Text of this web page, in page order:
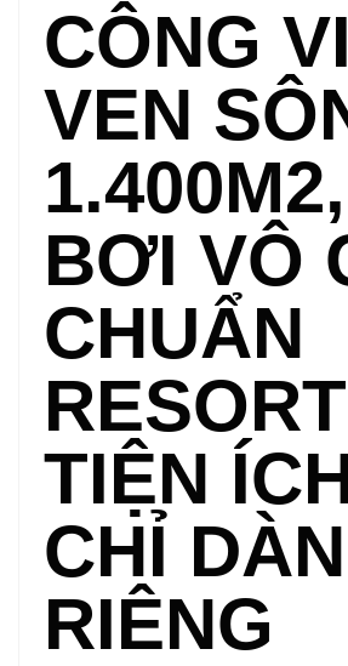
CÔNG
VEN
BƠI VÔ
CHUẨN
TIỆN
CHỈ
RIÊNG